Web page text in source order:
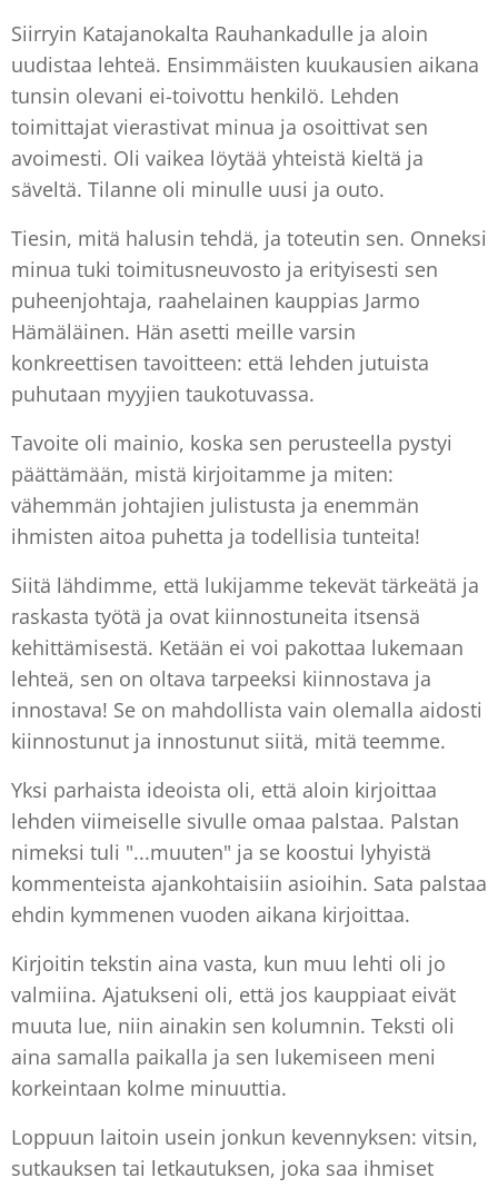
Siirryin Katajanokalta Rauhankadulle ja aloin
uudistaa lehteä. Ensimmäisten kuukausien aikana
tunsin olevani ei-toivottu henkilö. Lehden
toimittajat vierastivat minua ja osoittivat sen
avoimesti. Oli vaikea löytää yhteistä kieltä ja
säveltä. Tilanne oli minulle uusi ja outo.
Tiesin, mitä halusin tehdä, ja toteutin sen. Onneksi
minua tuki toimitusneuvosto ja erityisesti sen
puheenjohtaja, raahelainen kauppias Jarmo
Hämäläinen. Hän asetti meille varsin
konkreettisen tavoitteen: että lehden jutuista
puhutaan myyjien taukotuvassa.
Tavoite oli mainio, koska sen perusteella pystyi
päättämään, mistä kirjoitamme ja miten:
vähemmän johtajien julistusta ja enemmän
ihmisten aitoa puhetta ja todellisia tunteita!
Siitä lähdimme, että lukijamme tekevät tärkeätä ja
raskasta työtä ja ovat kiinnostuneita itsensä
kehittämisestä. Ketään ei voi pakottaa lukemaan
lehteä, sen on oltava tarpeeksi kiinnostava ja
innostava! Se on mahdollista vain olemalla aidosti
kiinnostunut ja innostunut siitä, mitä teemme.
Yksi parhaista ideoista oli, että aloin kirjoittaa
lehden viimeiselle sivulle omaa palstaa. Palstan
nimeksi tuli "...muuten" ja se koostui lyhyistä
kommenteista ajankohtaisiin asioihin. Sata palstaa
ehdin kymmenen vuoden aikana kirjoittaa.
Kirjoitin tekstin aina vasta, kun muu lehti oli jo
valmiina. Ajatukseni oli, että jos kauppiaat eivät
muuta lue, niin ainakin sen kolumnin. Teksti oli
aina samalla paikalla ja sen lukemiseen meni
korkeintaan kolme minuuttia.
Loppuun laitoin usein jonkun kevennyksen: vitsin,
sutkauksen tai letkautuksen, joka saa ihmiset